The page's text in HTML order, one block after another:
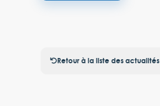
Retour à la liste des actualités